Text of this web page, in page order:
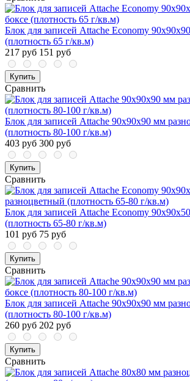
Блок для записей Attache Economy
(плотность 65 г/кв.м)
217 руб 151 руб
Купить
Сравнить
Блок для записей Attache 90x90x90 мм
(плотность 80-100 г/кв.м)
403 руб 300 руб
Купить
Сравнить
Блок для записей Attache Economy
(плотность 65-80 г/кв.м)
101 руб 75 руб
Купить
Сравнить
Блок для записей Attache 90x90x90 мм
(плотность 80-100 г/кв.м)
260 руб 202 руб
Купить
Сравнить